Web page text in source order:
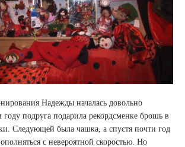
Надежды началась довольно
подруга подарила рекордсменке брошь в
Следующей была чашка, а спустя почти год
с невероятной скоростью. Но